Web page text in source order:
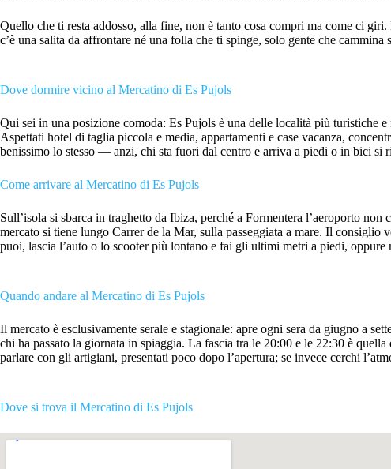
Quello che ti resta addosso, alla fine, non è tanto cosa compri ma come ci
c’è una salita da affrontare né una folla che ti spinge, solo gente che
Dove dormire vicino al Mercatino di Es Pujols
Qui sei in una posizione comoda: Es Pujols è una delle località più turistiche e
Aspettati hotel di taglia piccola e media, appartamenti e case vacanza,
benissimo lo stesso — anzi, chi sta fuori dal centro e arriva a piedi o in bici si
Come arrivare al Mercatino di Es Pujols
Sull’isola si sbarca in traghetto da Ibiza, perché a Formentera l’aeroporto
mercato si tiene lungo Carrer de la Mar, sulla passeggiata a mare. Il
puoi, lascia l’auto o lo scooter più lontano e fai gli ultimi metri a piedi,
Quando andare al Mercatino di Es Pujols
Il mercato è esclusivamente serale e stagionale: apre ogni sera da giugno a
chi ha passato la giornata in spiaggia. La fascia tra le 20:00 e le 22:30 è
parlare con gli artigiani, presentati poco dopo l’apertura; se invece cerchi
Dove si trova il Mercatino di Es Pujols